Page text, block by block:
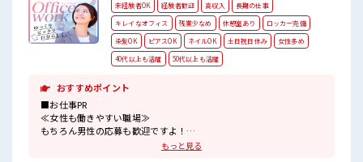
未経験者OK 経験者歓迎 高収入
長期の仕事
キレイなオフィス
残業少なめ 休憩室あり
ロッカー完備
染髪OK
ピアスOK ネイルOK 土日祝日休み
女性多め
40代以上も活躍
50代以上も活躍
おすすめポイント
■お仕事PR
≪女性も働きやすい職場≫
もちろん男性の応募も歓迎ですよ！
もっと見る